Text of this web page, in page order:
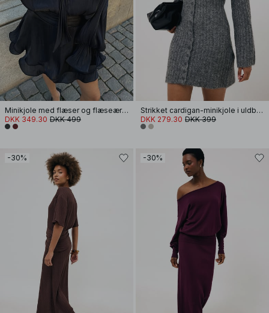
Minikjole med flæser og flæseærmer
DKK 349.30 DKK 499
Strikket cardigan-minikjole i uldblanding
DKK 279.30 DKK 399
-30% -30%